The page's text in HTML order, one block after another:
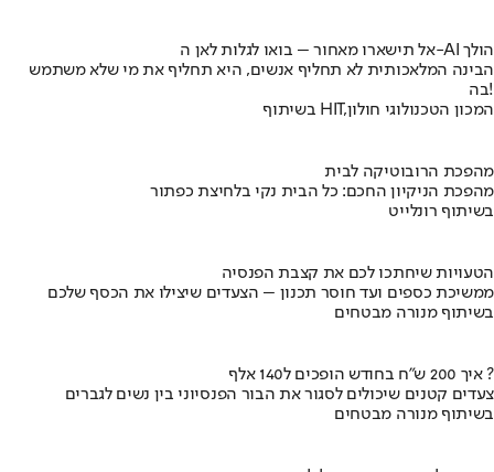
אל תישארו מאחור – בואו לגלות לאן ה-AI הולך
הבינה המלאכותית לא תחליף אנשים, היא תחליף את מי שלא משתמש
בה!
בשיתוף HIT,המכון הטכנולוגי חולון
מהפכת הרובוטיקה לבית
מהפכת הניקיון החכם: כל הבית נקי בלחיצת כפתור
בשיתוף רונלייט
הטעויות שיחתכו לכם את קצבת הפנסיה
ממשיכת כספים ועד חוסר תכנון – הצעדים שיצילו את הכסף שלכם
בשיתוף מנורה מבטחים
איך 200 ש"ח בחודש הופכים ל140 אלף ?
צעדים קטנים שיכולים לסגור את הבור הפנסיוני בין נשים לגברים
בשיתוף מנורה מבטחים